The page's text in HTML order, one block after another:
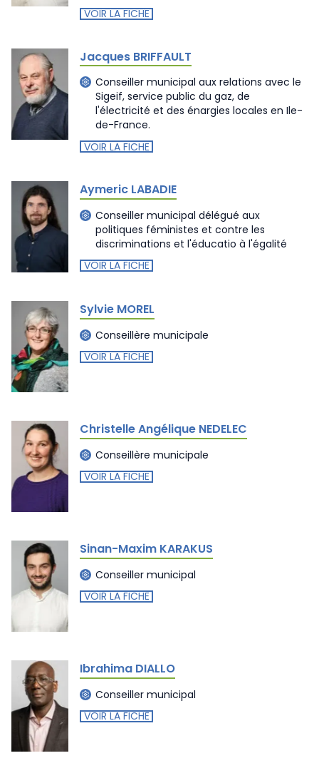
VOIR LA FICHE
Jacques BRIFFAULT
Conseiller municipal aux relations avec le
Sigeif, service public du gaz, de
l'électricité et des énargies locales en Ile-
de-France.
VOIR LA FICHE
Aymeric LABADIE
Conseiller municipal délégué aux
politiques féministes et contre les
discriminations et l'éducatio à l'égalité
VOIR LA FICHE
Sylvie MOREL
Conseillère municipale
VOIR LA FICHE
Christelle Angélique NEDELEC
Conseillère municipale
VOIR LA FICHE
Sinan-Maxim KARAKUS
Conseiller municipal
VOIR LA FICHE
Ibrahima DIALLO
Conseiller municipal
VOIR LA FICHE